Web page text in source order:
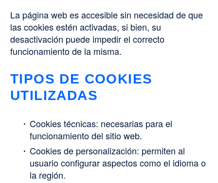
La página web es accesible sin necesidad de que
las cookies estén activadas, si bien, su
desactivación puede impedir el correcto
funcionamiento de la misma.
TIPOS DE COOKIES
UTILIZADAS
Cookies técnicas: necesarias para el
funcionamiento del sitio web.
Cookies de personalización: permiten al
usuario configurar aspectos como el idioma o
la región.